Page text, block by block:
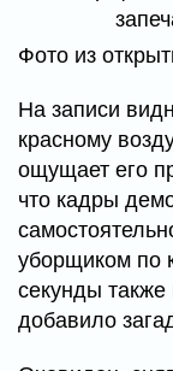
Фото из
На записи
красному
ощущает его
что кадры
уборщиком по
секунды
добавило